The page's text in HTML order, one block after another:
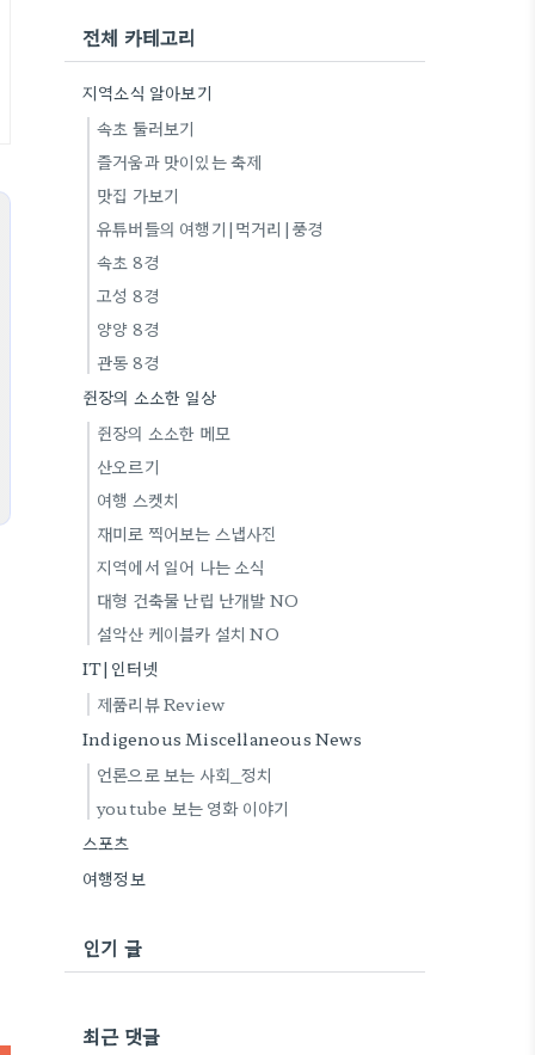
전체 카테고리
지역소식 알아보기
속초 둘러보기
즐거움과 맛이있는 축제
맛집 가보기
유튜버들의 여행기|먹거리|풍경
속초 8경
고성 8경
양양 8경
관동 8경
쥔장의 소소한 일상
쥔장의 소소한 메모
산오르기
여행 스켓치
재미로 찍어보는 스냅사진
지역에서 일어 나는 소식
대형 건축물 난립 난개발 NO
설악산 케이블카 설치 NO
IT|인터넷
제품리뷰 Review
Indigenous Miscellaneous News
언론으로 보는 사회_정치
youtube 보는 영화 이야기
스포츠
여행정보
인기 글
최근 댓글